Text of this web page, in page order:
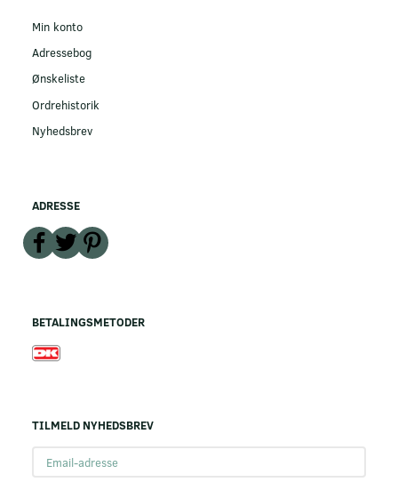
Min konto
Adressebog
Ønskeliste
Ordrehistorik
Nyhedsbrev
ADRESSE
BETALINGSMETODER
TILMELD NYHEDSBREV
adresse